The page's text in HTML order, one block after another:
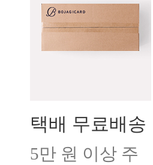
택배 무료배송
5만 원 이상 주